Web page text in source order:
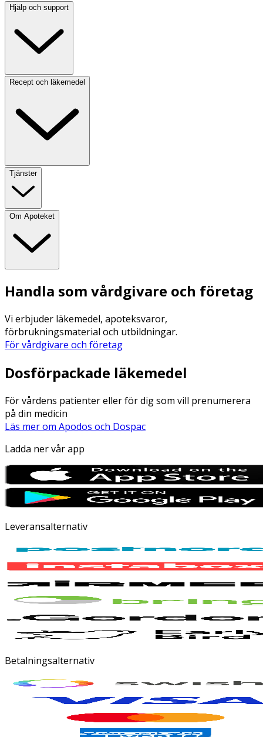
Hjälp och support
Recept och läkemedel
Tjänster
Om Apoteket
Handla som vårdgivare och företag
Vi erbjuder läkemedel, apoteksvaror,
förbrukningsmaterial och utbildningar.
För vårdgivare och företag
Dosförpackade läkemedel
För vårdens patienter eller för dig som vill prenumerera
på din medicin
Läs mer om Apodos och Dospac
Ladda ner vår app
Leveransalternativ
Betalningsalternativ